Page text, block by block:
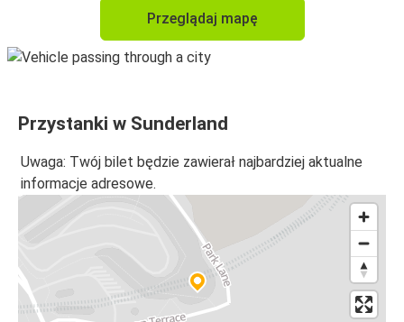
Przeglądaj mapę
Przystanki w Sunderland
Uwaga: Twój bilet będzie zawierał najbardziej aktualne
informacje adresowe.